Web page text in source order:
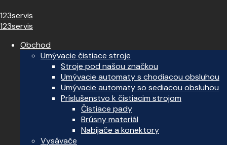
123servis
123servis
Obchod
Umývacie čistiace stroje
Stroje pod našou značkou
Umývacie automaty s chodiacou obsluhou
Umývacie automaty so sediacou obsluhou
Príslušenstvo k čistiacim strojom
Čistiace pady
Brúsny materiál
Nabíjače a konektory
Vysávače